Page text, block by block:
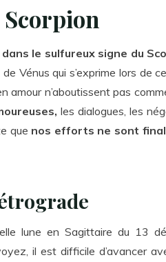
le sulfureux signe du
Vénus qui s’exprime lors de
amour n’aboutissent pas
les dialogues, les
que nos efforts ne sont
lune en Sagittaire du 13
il est difficile d’avancer